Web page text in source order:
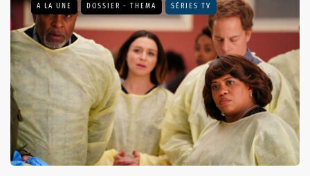
A LA UNE DOSSIER - THEMA SÉRIES TV